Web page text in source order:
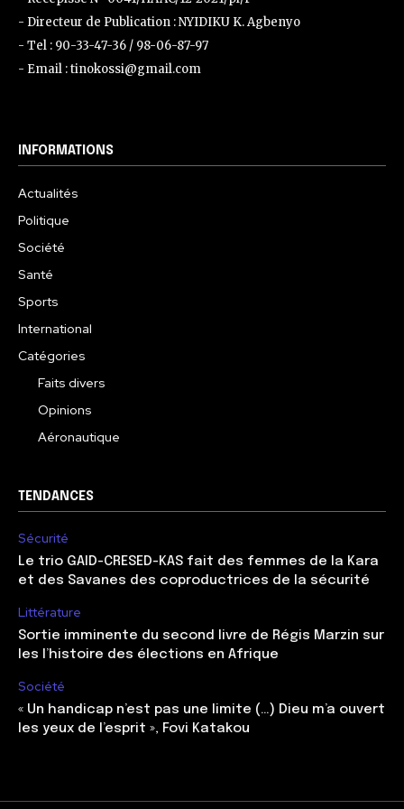
- Directeur de Publication : NYIDIKU K. Agbenyo
- Tel : 90-33-47-36 / 98-06-87-97
- Email : tinokossi@gmail.com
INFORMATIONS
Actualités
Politique
Société
Santé
Sports
International
Catégories
Faits divers
Opinions
Aéronautique
TENDANCES
Sécurité
Le trio GAID-CRESED-KAS fait des femmes de la Kara
et des Savanes des coproductrices de la sécurité
Littérature
Sortie imminente du second livre de Régis Marzin sur
les l’histoire des élections en Afrique
Société
« Un handicap n’est pas une limite (…) Dieu m’a ouvert
les yeux de l’esprit », Fovi Katakou